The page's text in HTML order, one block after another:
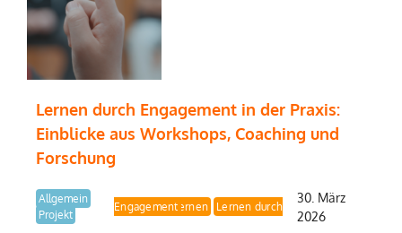
Lernen durch Engagement in der Praxis:
Einblicke aus Workshops, Coaching und
Forschung
Allgemein
Projekt
Demokratielernen
Lernen durch Engagement
30. März
2026